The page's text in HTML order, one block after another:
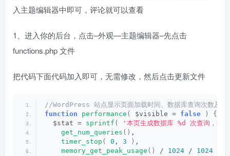
入主题编辑器中即可，评论就可以查看
1、进入你的后台，点击–外观—主题编辑器–先点击
functions.php 文件
把代码下面代码加入即可，无需修改，然后点击更新文件
//WordPress 站点显示页面加载时间、数据库查询次
function
performance ( $visible = false )
{
  $stat =
sprintf (
'本页生成数据库 %d 次查询，
get_num_queries () ,
timer_stop ( 0 , 3 ) ,
memory_get_peak_usage () / 1024 / 1024